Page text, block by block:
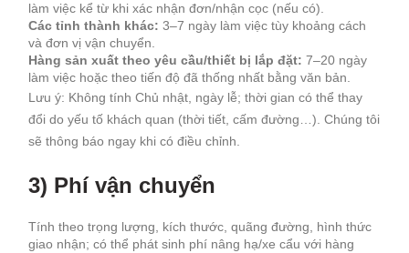
làm việc kể từ khi xác nhận đơn/nhận cọc (nếu có).
Các tỉnh thành khác: 3–7 ngày làm việc tùy khoảng cách
và đơn vị vận chuyển.
Hàng sản xuất theo yêu cầu/thiết bị lắp đặt: 7–20 ngày
làm việc hoặc theo tiến độ đã thống nhất bằng văn bản.
Lưu ý: Không tính Chủ nhật, ngày lễ; thời gian có thể thay
đổi do yếu tố khách quan (thời tiết, cấm đường…). Chúng tôi
sẽ thông báo ngay khi có điều chỉnh.
3) Phí vận chuyển
Tính theo trọng lượng, kích thước, quãng đường, hình thức
giao nhận; có thể phát sinh phí nâng hạ/xe cẩu với hàng